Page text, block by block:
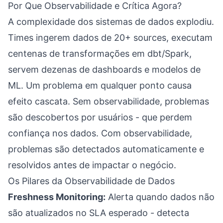
Por Que Observabilidade e Crítica Agora?
A complexidade dos sistemas de dados explodiu.
Times ingerem dados de 20+ sources, executam
centenas de transformações em dbt/Spark,
servem dezenas de dashboards e modelos de
ML. Um problema em qualquer ponto causa
efeito cascata. Sem observabilidade, problemas
são descobertos por usuários - que perdem
confiança nos dados. Com observabilidade,
problemas são detectados automaticamente e
resolvidos antes de impactar o negócio.
Os Pilares da Observabilidade de Dados
Freshness Monitoring: Alerta quando dados não
são atualizados no SLA esperado - detecta